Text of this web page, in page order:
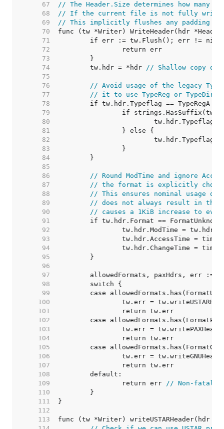
    67
// The Header.Size determines how
    68
// If the current file is not fully
    69
// This implicitly flushes any padding
    70
    71
    72
    73
    74
	tw.hdr = *hdr
// Shallow copy of
    75
    76
// Avoid usage of the legacy
    77
// it to use TypeReg or TypeDir.
    78
    79
    80
    81
    82
    83
    84
    85
    86
// Round ModTime and ignore
    87
// the format is explicitly
    88
// This ensures nominal usage of
    89
// does not always result in the
    90
// causes a 1KiB increase to
    91
    92
    93
    94
    95
    96
    97
    98
    99
   100
   101
   102
   103
   104
   105
   106
   107
   108
   109
		return err
// Non-fatal
   110
   111
   112
   113